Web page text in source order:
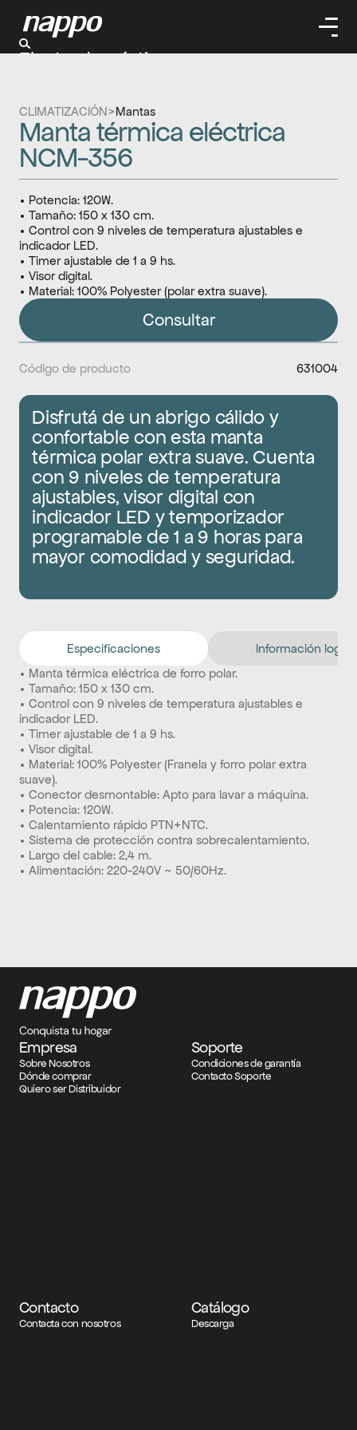
CLIMATIZACIÓN>Mantas
Manta térmica eléctrica
NCM-356
• Potencia: 120W.
• Tamaño: 150 x 130 cm.
• Control con 9 niveles de temperatura ajustables e
indicador LED.
• Timer ajustable de 1 a 9 hs.
• Visor digital.
• Material: 100% Polyester (polar extra suave).
Consultar
Código de producto 631004
Disfrutá de un abrigo cálido y
confortable con esta manta
térmica polar extra suave. Cuenta
con 9 niveles de temperatura
ajustables, visor digital con
indicador LED y temporizador
programable de 1 a 9 horas para
mayor comodidad y seguridad.
Especificaciones
Información
• Manta térmica eléctrica de forro polar.
• Tamaño: 150 x 130 cm.
• Control con 9 niveles de temperatura ajustables e
indicador LED.
• Timer ajustable de 1 a 9 hs.
• Visor digital.
• Material: 100% Polyester (Franela y forro polar extra
suave).
• Conector desmontable: Apto para lavar a máquina.
• Potencia: 120W.
• Calentamiento rápido PTN+NTC.
• Sistema de protección contra sobrecalentamiento.
• Largo del cable: 2,4 m.
• Alimentación: 220-240V ~ 50/60Hz.
Empresa
Sobre Nosotros
Dónde comprar
Quiero ser Distribuidor
Soporte
Condiciones de garantía
Contacto Soporte
Contacto
Contacta con nosotros
Catálogo
Descarga
Electrodomésticos
Limpieza
Herramientas
Climatizaación